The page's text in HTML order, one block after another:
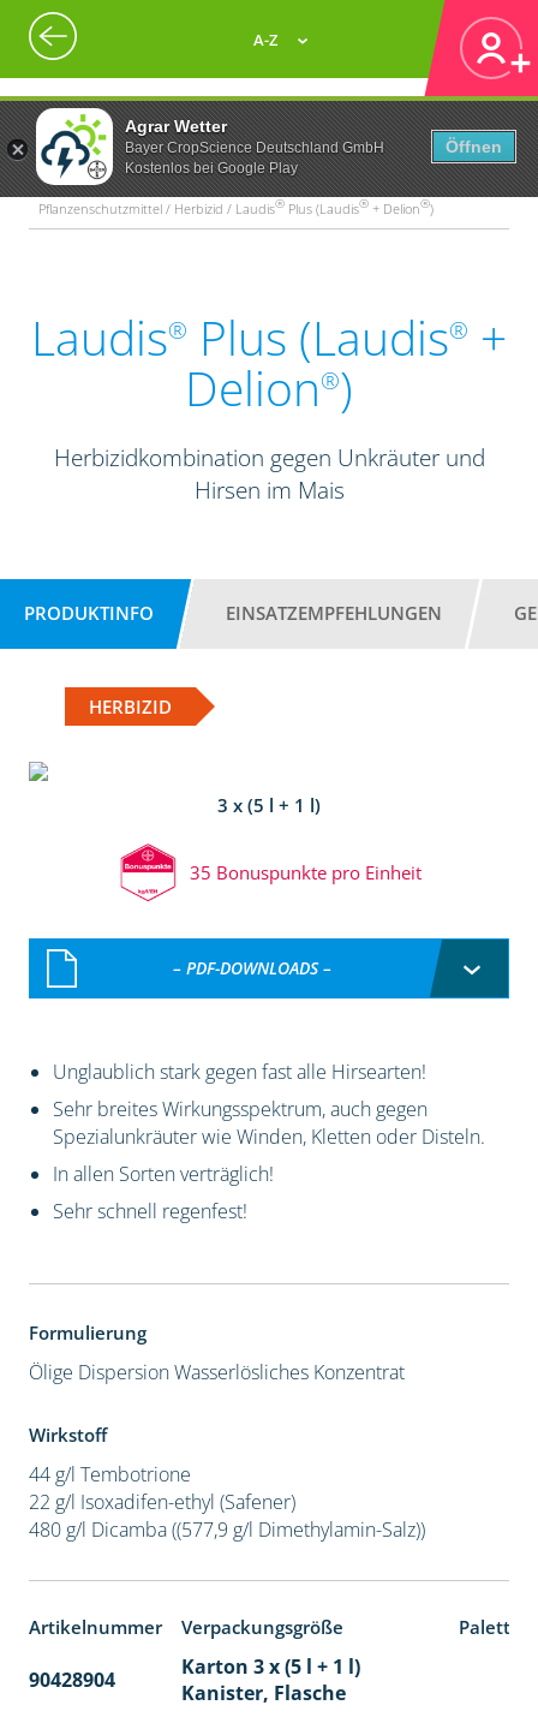
Agrar Wetter
Bayer CropScience Deutschland GmbH
Kostenlos bei Google Play
Öffnen
A-Z
Pflanzenschutzmittel / Herbizid / Laudis® Plus (Laudis® + Delion®)
Laudis® Plus (Laudis® +
Delion®)
Herbizidkombination gegen Unkräuter und
Hirsen im Mais
PRODUKTINFO EINSATZEMPFEHLUNGEN
HERBIZID
3 x (5 l + 1 l)
35 Bonuspunkte pro Einheit
– PDF-DOWNLOADS –
Unglaublich stark gegen fast alle Hirsearten!
Sehr breites Wirkungsspektrum, auch gegen
Spezialunkräuter wie Winden, Kletten oder Disteln.
In allen Sorten verträglich!
Sehr schnell regenfest!
Formulierung
Ölige DispersionWasserlösliches Konzentrat
Wirkstoff
44 g/l Tembotrione
22 g/l Isoxadifen-ethyl (Safener)
480 g/l Dicamba ((577,9 g/l Dimethylamin-Salz))
Artikelnummer Verpackungsgröße
90428904
Karton 3 x (5 l + 1 l)
Kanister, Flasche